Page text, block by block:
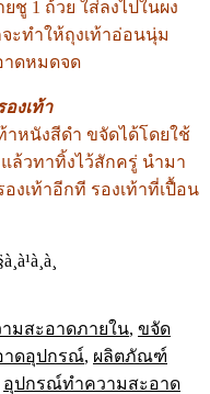
1 ถ้วย ใส่ลงไปในผง
ะทำให้ถุงเท้าอ่อนนุ่ม
าดหมดจด
งเท้า
าหนังสีดำ ขจัดได้โดยใช้
ล้วทาทิ้งไว้สักครู่ นำมา
งเท้าอีกที รองเท้าที่เปื้อน
มสะอาดภายใน, ขจัด
าดอุปกรณ์, ผลิตภัณฑ์
อุปกรณ์ทำความสะอาด